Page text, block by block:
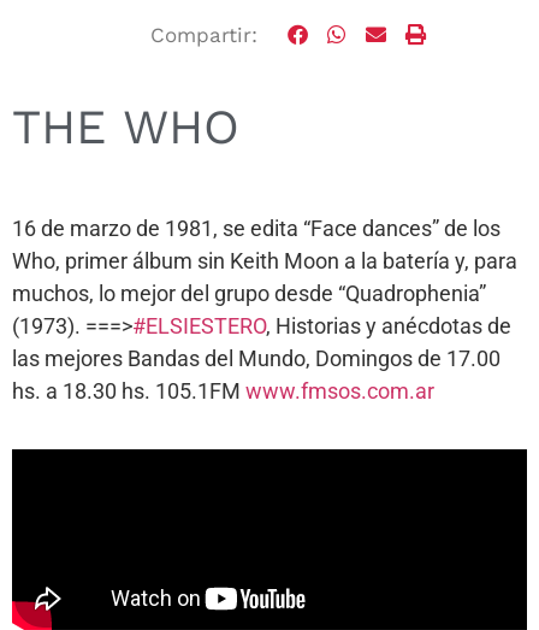
Compartir:
THE WHO
16 de marzo de 1981, se edita “Face dances” de los
Who, primer álbum sin Keith Moon a la batería y, para
muchos, lo mejor del grupo desde “Quadrophenia”
(1973). ===>#ELSIESTERO, Historias y anécdotas de
las mejores Bandas del Mundo, Domingos de 17.00
hs. a 18.30 hs. 105.1FM www.fmsos.com.ar